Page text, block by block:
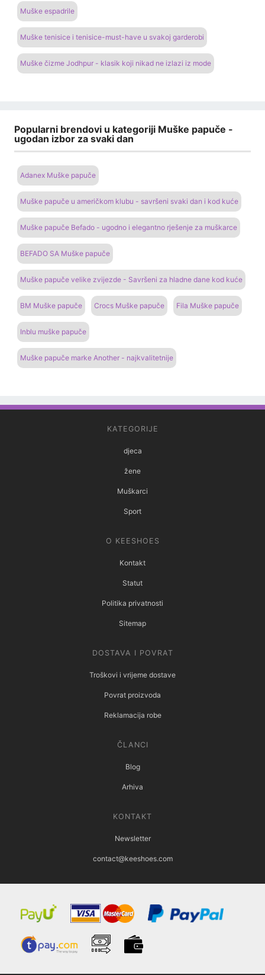
Muške espadrile
Muške tenisice i tenisice-must-have u svakoj garderobi
Muške čizme Jodhpur - klasik koji nikad ne izlazi iz mode
Popularni brendovi u kategoriji Muške papuče -
ugodan izbor za svaki dan
Adanex Muške papuče
Muške papuče u američkom klubu - savršeni svaki dan i kod kuće
Muške papuče Befado - ugodno i elegantno rješenje za muškarce
BEFADO SA Muške papuče
Muške papuče velike zvijezde - Savršeni za hladne dane kod kuće
BM Muške papuče Crocs Muške papuče Fila Muške papuče
Inblu muške papuče
Muške papuče marke Another - najkvalitetnije
KATEGORIJE
djeca
žene
Muškarci
Sport
O KEESHOES
Kontakt
Statut
Politika privatnosti
Sitemap
DOSTAVA I POVRAT
Troškovi i vrijeme dostave
Povrat proizvoda
Reklamacija robe
ČLANCI
Blog
Arhiva
KONTAKT
Newsletter
contact@keeshoes.com